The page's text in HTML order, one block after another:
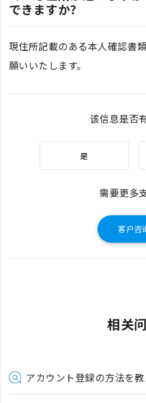
できますか？
現住所記載のある本人確認書
願いいたします。
该信息是否
是
需要更多
客户咨
相关
アカウント登録の方法を教